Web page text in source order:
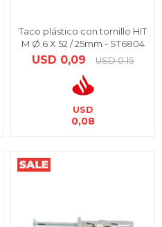
Taco plástico con tornillo HIT
M Ø 6 X 52 / 25mm - ST6804
USD 0,09 USD 0,15
USD
0,08